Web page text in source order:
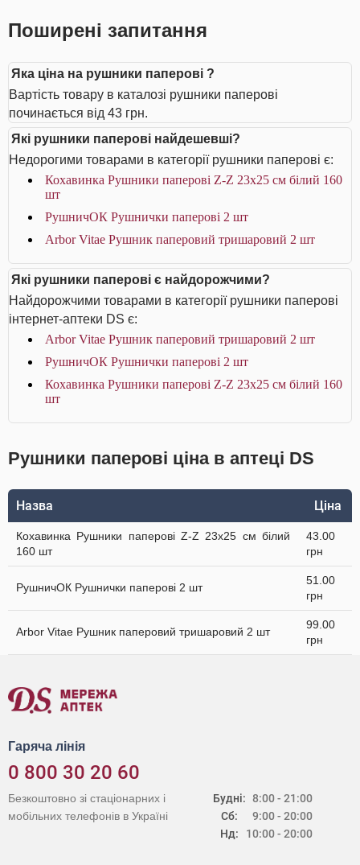
Поширені запитання
Яка ціна на рушники паперові ?
Вартість товару в каталозі рушники паперові
починається від 43 грн.
Які рушники паперові найдешевші?
Недорогими товарами в категорії рушники паперові є:
Кохавинка Рушники паперові Z-Z 23х25 см білий 160
шт
РушничОК Рушнички паперові 2 шт
Arbor Vitae Рушник паперовий тришаровий 2 шт
Які рушники паперові є найдорожчими?
Найдорожчими товарами в категорії рушники паперові
інтернет-аптеки DS є:
Arbor Vitae Рушник паперовий тришаровий 2 шт
РушничОК Рушнички паперові 2 шт
Кохавинка Рушники паперові Z-Z 23х25 см білий 160
шт
Рушники паперові ціна в аптеці DS
Назва Ціна
Кохавинка Рушники паперові Z-Z 23х25 см білий
160 шт
43.00
грн
РушничОК Рушнички паперові 2 шт
51.00
грн
Arbor Vitae Рушник паперовий тришаровий 2 шт
99.00
грн
Гаряча лінія
0 800 30 20 60
Будні:
Сб:
Нд:
8:00 - 21:00
9:00 - 20:00
10:00 - 20:00
Безкоштовно зі стаціонарних і
мобільних телефонів в Україні